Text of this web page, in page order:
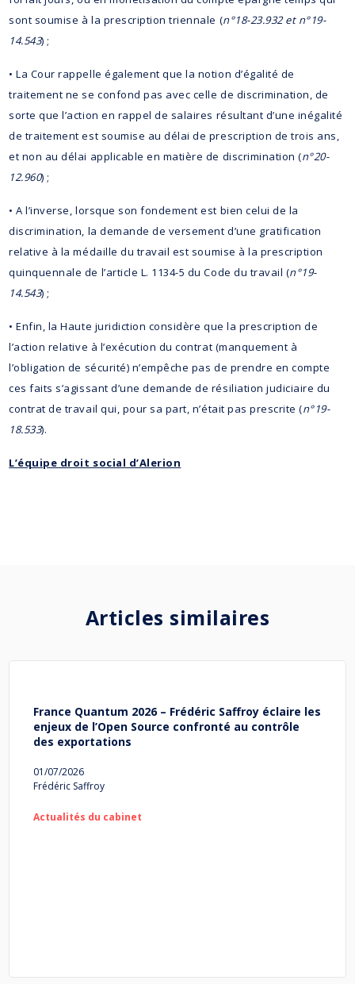
sont soumise à la prescription triennale (n°18-23.932 et n°19-
14.543) ;
• La Cour rappelle également que la notion d’égalité de
traitement ne se confond pas avec celle de discrimination, de
sorte que l’action en rappel de salaires résultant d’une inégalité
de traitement est soumise au délai de prescription de trois ans,
et non au délai applicable en matière de discrimination (n°20-
12.960) ;
• A l’inverse, lorsque son fondement est bien celui de la
discrimination, la demande de versement d’une gratification
relative à la médaille du travail est soumise à la prescription
quinquennale de l’article L. 1134-5 du Code du travail (n°19-
14.543) ;
• Enfin, la Haute juridiction considère que la prescription de
l’action relative à l’exécution du contrat (manquement à
l’obligation de sécurité) n’empêche pas de prendre en compte
ces faits s’agissant d’une demande de résiliation judiciaire du
contrat de travail qui, pour sa part, n’était pas prescrite (n°19-
18.533).
L’équipe droit social d’Alerion
Articles similaires
France Quantum 2026 – Frédéric Saffroy éclaire les
enjeux de l’Open Source confronté au contrôle
des exportations
01/07/2026
Frédéric Saffroy
Actualités du cabinet